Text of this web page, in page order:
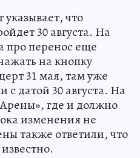
что
30 августа. На
про перенос еще
на кнопку
31 мая, там уже
с датой 30 августа. На
где и должно
изменения не
также ответили, что